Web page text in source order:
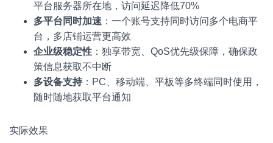
平台服务器所在地，访问延迟降低70%
多平台同时加速 ：一个账号支持同时访问多个电商平
台，多店铺运营更高效
企业级稳定性 ：独享带宽、QoS优先级保障，确保政
策信息获取不中断
多设备支持：PC、移动端、平板等多终端同时使用，
随时随地获取平台通知
实际效果